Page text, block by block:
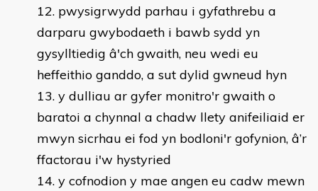
pwysigrwydd parhau i gyfathrebu a
darparu gwybodaeth i bawb sydd yn
gysylltiedig â'ch gwaith, neu wedi eu
heffeithio ganddo, a sut dylid gwneud hyn
y dulliau ar gyfer monitro'r gwaith o
baratoi a chynnal a chadw llety anifeiliaid er
mwyn sicrhau ei fod yn bodloni'r gofynion, â’r
ffactorau i'w hystyried
y cofnodion y mae angen eu cadw mewn